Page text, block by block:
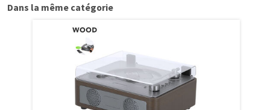
Dans la même catégorie